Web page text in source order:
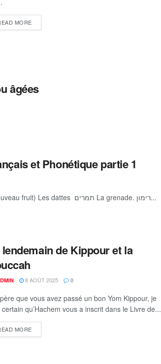
MOREDETAILS
âgées
et Phonétique partie 1
Le Séder de Roch Hachana Chéhéhiyanou (on récite sur un nouveau fruit) Les dattes תמרים La grenade. רימון...
lendemain de Kippour et la
8 AOÛT 2025 0
que vous avez passé un bon Yom Kippour, je
certain qu’Hachem vous a inscrit dans le Livre de...
MOREDETAILS